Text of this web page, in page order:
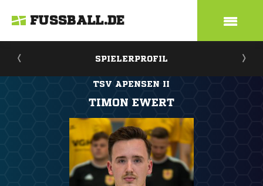
FUSSBALL.DE
SPIELERPROFIL
TSV APENSEN II
TIMON EWERT